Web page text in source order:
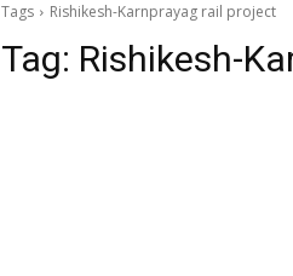
Tags Rishikesh-Karnprayag rail project
Tag: Rishikesh-